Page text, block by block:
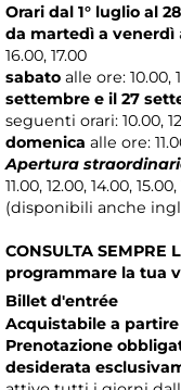
Orari dal 1° luglio al
da martedì a venerdì
16.00, 17.00
sabato alle ore: 10.00,
settembre e il 27
seguenti orari: 10.00,
domenica alle ore:
Apertura
11.00, 12.00, 14.00,
(disponibili anche
CONSULTA SEMPRE
programmare la tua
Billet d'entrée
Acquistabile a partire
Prenotazione
desiderata